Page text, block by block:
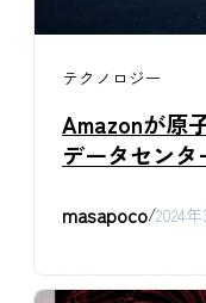
テクノロジー
Amazonが原
データセン
masapoco/2024